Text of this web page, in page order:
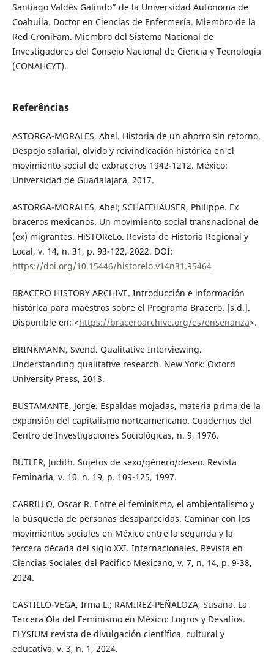
Santiago Valdés Galindo” de la Universidad Autónoma de
Coahuila. Doctor en Ciencias de Enfermería. Miembro de la
Red CroniFam. Miembro del Sistema Nacional de
Investigadores del Consejo Nacional de Ciencia y Tecnología
(CONAHCYT).
Referências
ASTORGA-MORALES, Abel. Historia de un ahorro sin retorno.
Despojo salarial, olvido y reivindicación histórica en el
movimiento social de exbraceros 1942-1212. México:
Universidad de Guadalajara, 2017.
ASTORGA-MORALES, Abel; SCHAFFHAUSER, Philippe. Ex
braceros mexicanos. Un movimiento social transnacional de
(ex) migrantes. HiSTOReLo. Revista de Historia Regional y
Local, v. 14, n. 31, p. 93-122, 2022. DOI:
https://doi.org/10.15446/historelo.v14n31.95464
BRACERO HISTORY ARCHIVE. Introducción e información
histórica para maestros sobre el Programa Bracero. [s.d.].
Disponible en: <https://braceroarchive.org/es/ensenanza>.
BRINKMANN, Svend. Qualitative Interviewing.
Understanding qualitative research. New York: Oxford
University Press, 2013.
BUSTAMANTE, Jorge. Espaldas mojadas, materia prima de la
expansión del capitalismo norteamericano. Cuadernos del
Centro de Investigaciones Sociológicas, n. 9, 1976.
BUTLER, Judith. Sujetos de sexo/género/deseo. Revista
Feminaria, v. 10, n. 19, p. 109-125, 1997.
CARRILLO, Oscar R. Entre el feminismo, el ambientalismo y
la búsqueda de personas desaparecidas. Caminar con los
movimientos sociales en México entre la segunda y la
tercera década del siglo XXI. Internacionales. Revista en
Ciencias Sociales del Pacifico Mexicano, v. 7, n. 14, p. 9-38,
2024.
CASTILLO-VEGA, Irma L.; RAMÍREZ-PEÑALOZA, Susana. La
Tercera Ola del Feminismo en México: Logros y Desafíos.
ELYSIUM revista de divulgación científica, cultural y
educativa, v. 3, n. 1, 2024.